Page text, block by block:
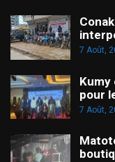
7 Août,
Kumy
pour
7 Août,